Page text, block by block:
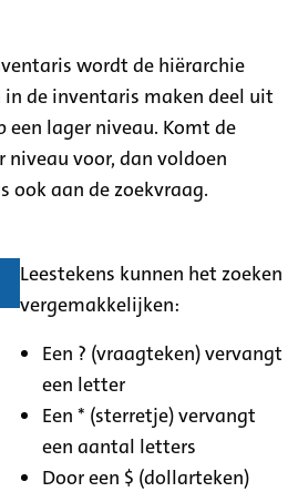
wordt de hiërarchie
de inventaris maken deel uit
een lager niveau. Komt de
niveau voor, dan voldoen
ook aan de zoekvraag.
Leestekens kunnen het zoeken
vergemakkelijken:
Een ? (vraagteken) vervangt
een letter
Een * (sterretje) vervangt
een aantal letters
Door een $ (dollarteken)